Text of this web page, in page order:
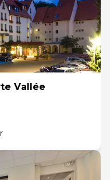
Vallée